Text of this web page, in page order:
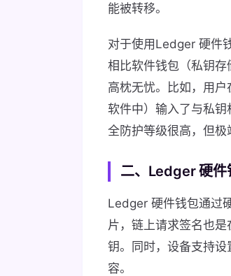
能被转移。
对于使用Ledger 硬件
相比软件钱包（私钥
高枕无忧。比如，用
软件中）输入了与私
全防护等级很高，但极
二、Ledger 硬件
Ledger 硬件钱包通过
片，链上请求签名也
钥。同时，设备支持
容。